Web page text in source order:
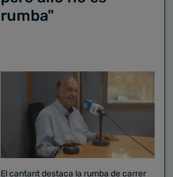
rumba"
El cantant destaca la rumba de carrer